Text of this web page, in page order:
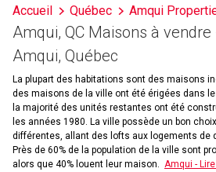
et
les
historiques
d'inscriptions
Accueil Québec Amqui
Amqui, QC Maisons à
Amqui, Québec
La plupart des habitations sont des maisons
des maisons de la ville ont été érigées dans
la majorité des unités restantes ont été
les années 1980. La ville possède un bon
différentes, allant des lofts aux logements de
Près de 60% de la population de la ville sont
alors que 40% louent leur maison. Amqui -